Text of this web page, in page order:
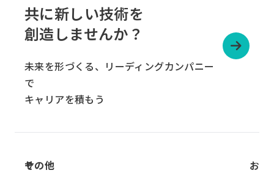
共に新しい技術を
創造しませんか？
未来を形づくる、リーディングカンパニー
で
キャリアを積もう
ル
ー
プ
ン
ク
サ
その他
お